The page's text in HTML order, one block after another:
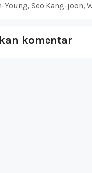
Young,Seo Kang-joon,
komentar